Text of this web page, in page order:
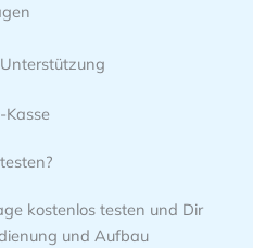
Kasse
kostenlos testen und Dir
und Aufbau